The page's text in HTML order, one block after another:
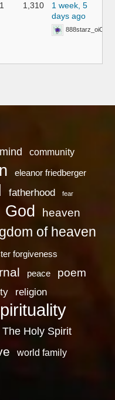
1,310
1 week, 5
days ago
888starz_oiOn
community
eleanor friedberger
fatherhood fear
God heaven
of heaven
forgiveness
peace poem
religion
The Holy Spirit
world family